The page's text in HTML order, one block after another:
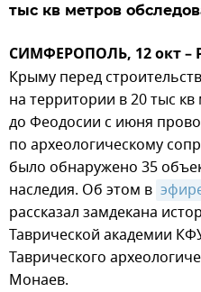
тыс кв метров
СИМФЕРОПОЛЬ, 12 окт –
Крыму перед
на территории в 20 тыс
до Феодосии с июня
по археологическому
было обнаружено 35
наследия. Об этом в
рассказал замдекана
Таврической академии
Таврического
Монаев.